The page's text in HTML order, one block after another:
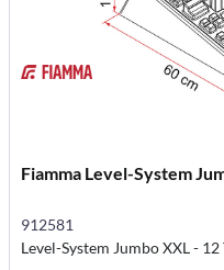
Fiamma Level-System
912581
Level-System Jumbo XXL -